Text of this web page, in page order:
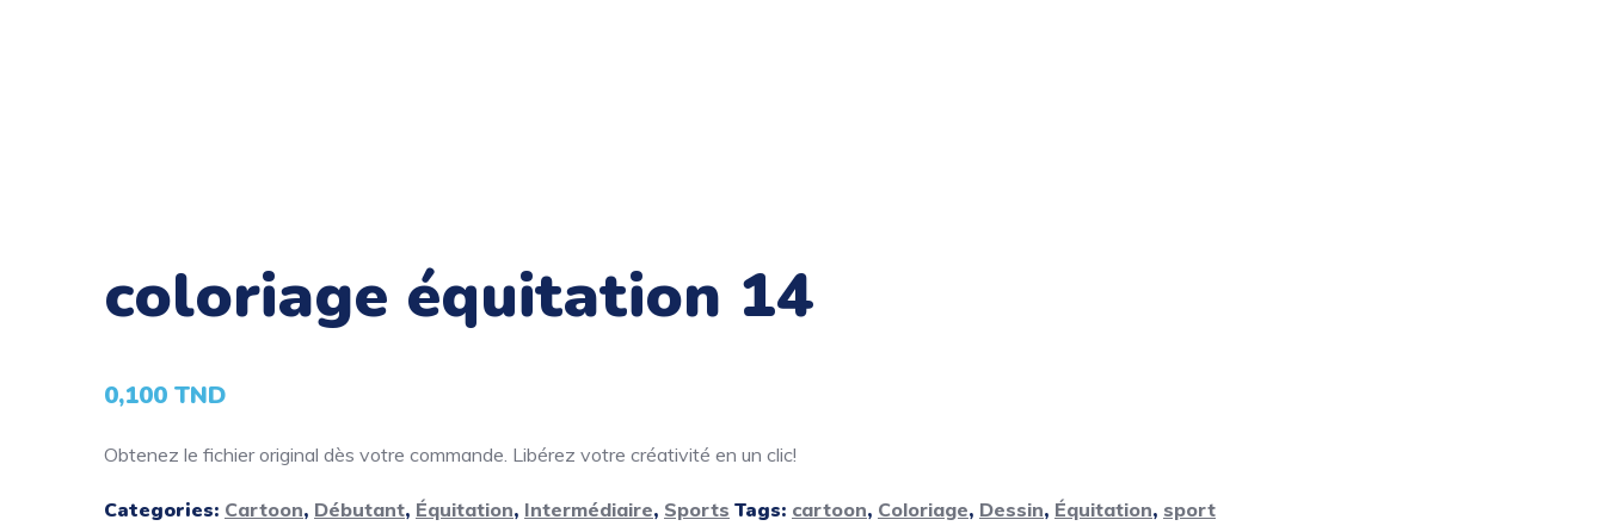
coloriage équitation 14
0,100 TND
Obtenez le fichier original dès votre commande. Libérez votre créativité en un clic!
Categories: Cartoon, Débutant, Équitation, Intermédiaire, Sports Tags: cartoon, Coloriage, Dessin, Équitation, sport